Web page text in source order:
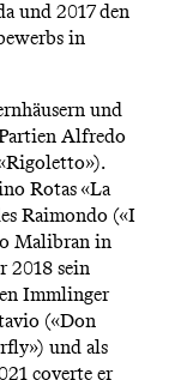
und 2017 den
in
und
Alfredo
Rotas «La
Raimondo («I
Malibran in
2018 sein
Immlinger
(«Don
und als
coverte er